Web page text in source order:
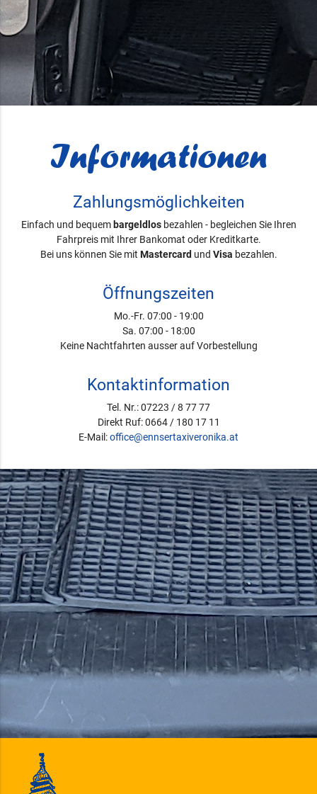
Informationen
Zahlungsmöglichkeiten
Einfach und bequem bargeldlosbezahlen - begleichen Sie Ihren
Fahrpreis mit Ihrer Bankomat oder Kreditkarte.
Bei uns können Sie mit Mastercard und Visa bezahlen.
Öffnungszeiten
Mo.-Fr. 07:00 - 19:00
Sa. 07:00 - 18:00
Keine Nachtfahrten ausser auf Vorbestellung
Kontaktinformation
Tel. Nr.: 07223 / 8 77 77
Direkt Ruf: 0664 / 180 17 11
E-Mail:office@ennsertaxiveronika.at